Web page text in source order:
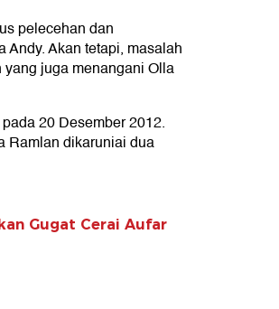
pelecehan dan
Akan tetapi, masalah
juga menangani Olla
20 Desember 2012.
Ramlan dikaruniai dua
Gugat Cerai Aufar